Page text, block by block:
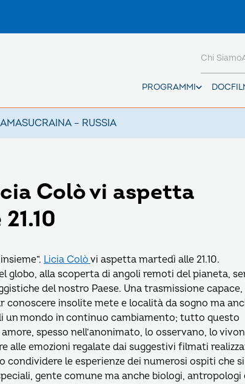
PROGRAMMI
Chi Siamo
UCRAINA – RUSSIA
Colò vi aspetta
Licia Colò vi aspetta martedì alle 21.10.
globo, alla scoperta di angoli remoti del pianeta,
del nostro Paese. Una trasmissione capace,
insolite mete e località da sogno ma
un mondo in continuo cambiamento; tutto questo
spesso nell’anonimato, lo osservano, lo
alle emozioni regalate dai suggestivi filmati
le esperienze dei numerosi ospiti che si
gente comune ma anche biologi, antropologi